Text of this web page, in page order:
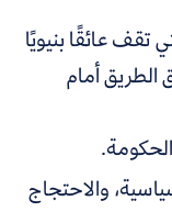
عائقًا بنيويًا
أمام
والاحتجاج